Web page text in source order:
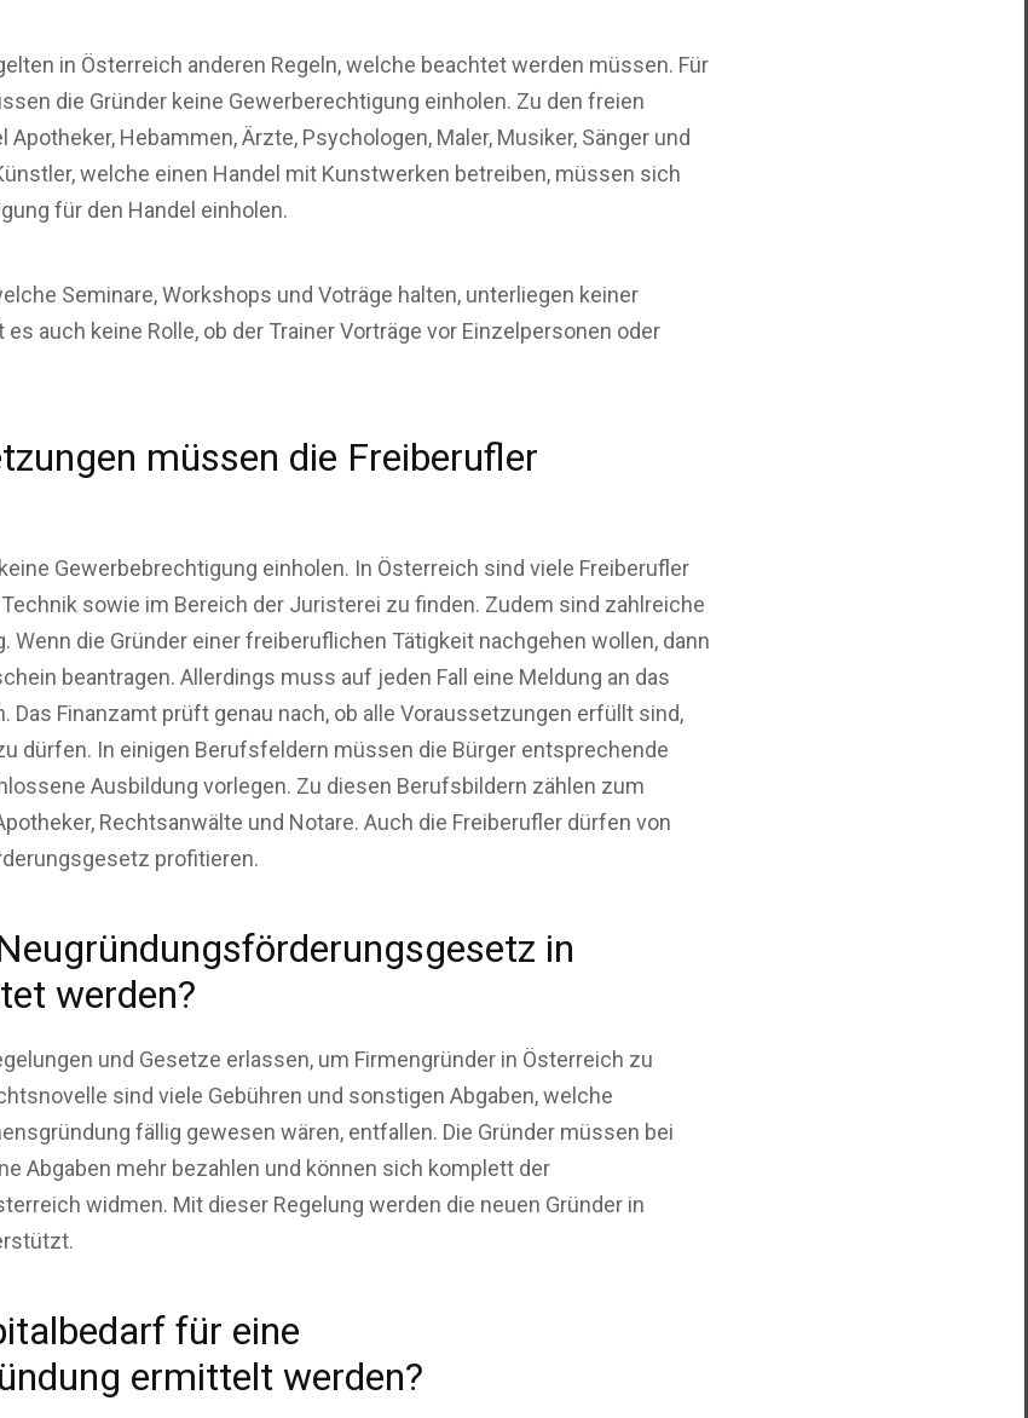
in Österreich anderen Regeln, welche beachtet werden müssen. Für
die Gründer keine Gewerberechtigung einholen. Zu den freien
Hebammen, Ärzte, Psychologen, Maler, Musiker, Sänger und
welche einen Handel mit Kunstwerken betreiben, müssen sich
für den Handel einholen.
Seminare, Workshops und Voträge halten, unterliegen keiner
auch keine Rolle, ob der Trainer Vorträge vor Einzelpersonen oder
müssen die Freiberufler
Gewerbebrechtigung einholen. In Österreich sind viele Freiberufler
sowie im Bereich der Juristerei zu finden. Zudem sind zahlreiche
die Gründer einer freiberuflichen Tätigkeit nachgehen wollen, dann
beantragen. Allerdings muss auf jeden Fall eine Meldung an das
Das Finanzamt prüft genau nach, ob alle Voraussetzungen erfüllt sind,
dürfen. In einigen Berufsfeldern müssen die Bürger entsprechende
Ausbildung vorlegen. Zu diesen Berufsbildern zählen zum
Rechtsanwälte und Notare. Auch die Freiberufler dürfen von
profitieren.
in
werden?
und Gesetze erlassen, um Firmengründer in Österreich zu
sind viele Gebühren und sonstigen Abgaben, welche
fällig gewesen wären, entfallen. Die Gründer müssen bei
Abgaben mehr bezahlen und können sich komplett der
widmen. Mit dieser Regelung werden die neuen Gründer in
für eine
ermittelt werden?